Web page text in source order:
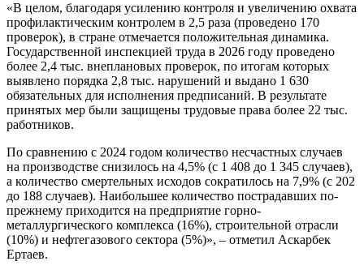
«В целом, благодаря усилению контроля и увеличению охвата
профилактическим контролем в 2,5 раза (проведено 170
проверок), в стране отмечается положительная динамика.
Государственной инспекцией труда в 2026 году проведено
более 2,4 тыс. внеплановых проверок, по итогам которых
выявлено порядка 2,8 тыс. нарушений и выдано 1 630
обязательных для исполнения предписаний. В результате
принятых мер были защищены трудовые права более 22 тыс.
работников.
По сравнению с 2024 годом количество несчастных случаев
на производстве снизилось на 4,5% (с 1 408 до 1 345 случаев),
а количество смертельных исходов сократилось на 7,9% (с 202
до 188 случаев). Наибольшее количество пострадавших по-
прежнему приходится на предприятие горно-
металлургического комплекса (16%), строительной отрасли
(10%) и нефтегазового сектора (5%)», – отметил Аскарбек
Ертаев.